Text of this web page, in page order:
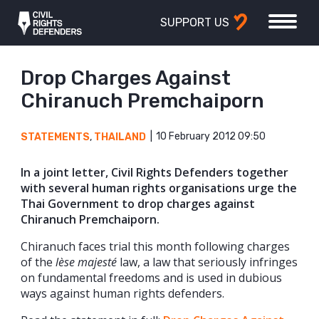
SUPPORT US
Drop Charges Against
Chiranuch Premchaiporn
STATEMENTS, THAILAND 10 February 2012 09:50
In a joint letter, Civil Rights Defenders together
with several human rights organisations urge the
Thai Government to drop charges against
Chiranuch Premchaiporn.
Chiranuch faces trial this month following charges
of the lèse majesté law, a law that seriously infringes
on fundamental freedoms and is used in dubious
ways against human rights defenders.